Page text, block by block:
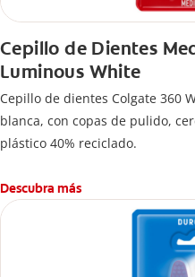
Cepillo de Dientes
Luminous White
Cepillo de dientes Colgate 360
blanca, con copas de pulido,
plástico 40% reciclado.
Descubra más